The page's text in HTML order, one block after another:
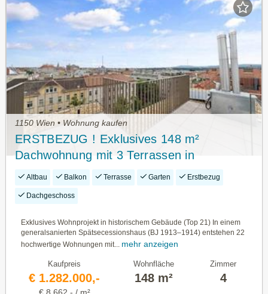
1150 Wien • Wohnung kaufen
ERSTBEZUG ! Exklusives 148 m²
Dachwohnung mit 3 Terrassen in
generalsaniertem Gebäude (Top 21)
Altbau Balkon Terrasse Garten Erstbezug
Dachgeschoss
Exklusives Wohnprojekt in historischem Gebäude (Top 21) In einem
generalsanierten Spätsecessionshaus (BJ 1913–1914) entstehen 22
hochwertige Wohnungen mit...
mehr anzeigen
Kaufpreis
€ 1.282.000,-
€ 8.662,- / m²
Wohnfläche
148 m²
Zimmer
4